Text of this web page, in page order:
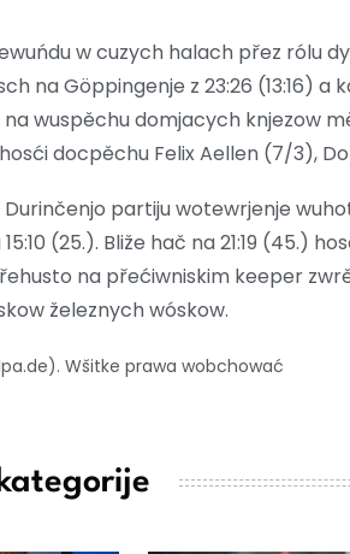
w cuzych halach přez rólu
na Göppingenje z 23:26 (13:16)
wuspěchu domjacych knjezow
docpěchu Felix Aellen (7/3),
Durinčenjo partiju wotewrjenje
15:10 (25.). Bliže hač na 21:19
na přećiwniskim keeper
železnych wóskow.
Wšitke prawa wobchować